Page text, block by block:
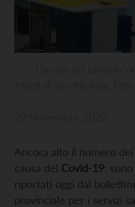
Ancora alto il numero dei
causa del Covid-19: sono
riportati oggi dal
provinciale per i servizi